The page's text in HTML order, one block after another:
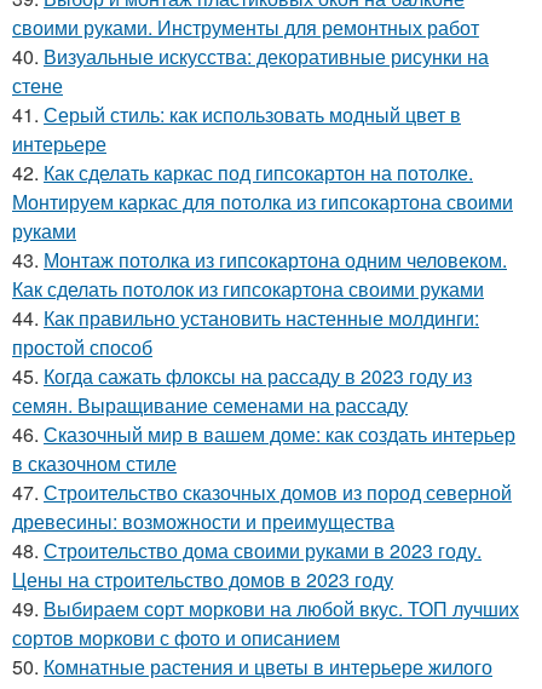
своими руками. Инструменты для ремонтных работ
40. Визуальные искусства: декоративные рисунки на
стене
41. Серый стиль: как использовать модный цвет в
интерьере
42. Как сделать каркас под гипсокартон на потолке.
Монтируем каркас для потолка из гипсокартона своими
руками
43. Монтаж потолка из гипсокартона одним человеком.
Как сделать потолок из гипсокартона своими руками
44. Как правильно установить настенные молдинги:
простой способ
45. Когда сажать флоксы на рассаду в 2023 году из
семян. Выращивание семенами на рассаду
46. Сказочный мир в вашем доме: как создать интерьер
в сказочном стиле
47. Строительство сказочных домов из пород северной
древесины: возможности и преимущества
48. Строительство дома своими руками в 2023 году.
Цены на строительство домов в 2023 году
49. Выбираем сорт моркови на любой вкус. ТОП лучших
сортов моркови с фото и описанием
50. Комнатные растения и цветы в интерьере жилого